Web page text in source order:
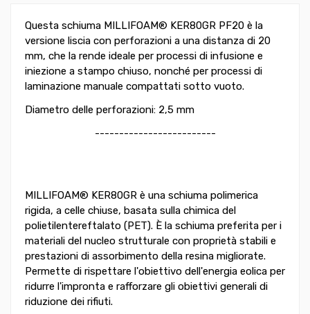
Questa schiuma MILLIFOAM® KER80GR PF20 è la
versione liscia con perforazioni a una distanza di 20
mm, che la rende ideale per processi di infusione e
iniezione a stampo chiuso, nonché per processi di
laminazione manuale compattati sotto vuoto.
Diametro delle perforazioni: 2,5 mm
-------------------------
MILLIFOAM® KER80GR è una schiuma polimerica
rigida, a celle chiuse, basata sulla chimica del
polietilentereftalato (PET). È la schiuma preferita per i
materiali del nucleo strutturale con proprietà stabili e
prestazioni di assorbimento della resina migliorate.
Permette di rispettare l'obiettivo dell'energia eolica per
ridurre l'impronta e rafforzare gli obiettivi generali di
riduzione dei rifiuti.